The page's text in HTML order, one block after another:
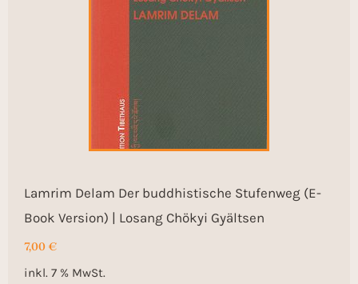
Lamrim Delam Der buddhistische Stufenweg (E-
Book Version) | Losang Chökyi Gyältsen
7,00€
inkl. 7 % MwSt.